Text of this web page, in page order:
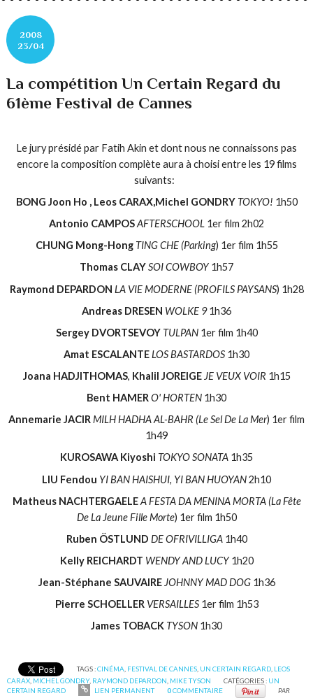
2008
23/04
La compétition Un Certain Regard du
61ème Festival de Cannes
Le jury présidé par Fatih Akin et dont nous ne connaissons pas
encore la composition complète aura à choisi entre les 19 films
suivants:
BONG Joon Ho , Leos CARAX,Michel GONDRY TOKYO! 1h50
Antonio CAMPOSAFTERSCHOOL 1er film 2h02
CHUNG Mong-Hong TING CHE (Parking) 1er film 1h55
Thomas CLAYSOI COWBOY 1h57
Raymond DEPARDON LA VIE MODERNE (PROFILS PAYSANS) 1h28
Andreas DRESEN WOLKE 91h36
Sergey DVORTSEVOY TULPAN1er film 1h40
Amat ESCALANTELOS BASTARDOS 1h30
Joana HADJITHOMAS, Khalil JOREIGE JE VEUX VOIR 1h15
Bent HAMERO' HORTEN 1h30
Annemarie JACIRMILH HADHA AL-BAHR (Le Sel De La Mer) 1er film
1h49
KUROSAWA Kiyoshi TOKYO SONATA 1h35
LIU Fendou YI BAN HAISHUI, YI BAN HUOYAN2h10
Matheus NACHTERGAELE A FESTA DA MENINA MORTA (La Fête
De La Jeune Fille Morte) 1er film 1h50
Ruben ÖSTLUND DE OFRIVILLIGA1h40
Kelly REICHARDT WENDY AND LUCY1h20
Jean-Stéphane SAUVAIRE JOHNNY MAD DOG1h36
Pierre SCHOELLER VERSAILLES1er film 1h53
James TOBACK TYSON 1h30
TAGS :CINÉMA, FESTIVAL DE CANNES, UN CERTAIN REGARD, LEOS
CARAX MICHEL GONDRY, RAYMOND DEPARDON MIKE TYSON CATÉGORIES : UN
CERTAIN REGARD
LIEN PERMANENT 0COMMENTAIRE
PAR